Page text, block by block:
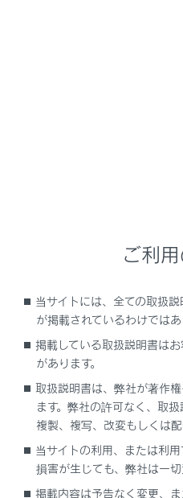
地上デジタルテレビ視聴
地上デジタルテレビ用ア
ご利
当サイトには、全ての取扱
が掲載されているわけではあ
掲載している取扱説明書は
があります。
取扱説明書は、弊社が著作
ます。弊社の許可なく、取
複製、複写、改変もしくは
当サイトの利用、または利
損害が生じても、弊社は一切
掲載内容は予告なく変更、